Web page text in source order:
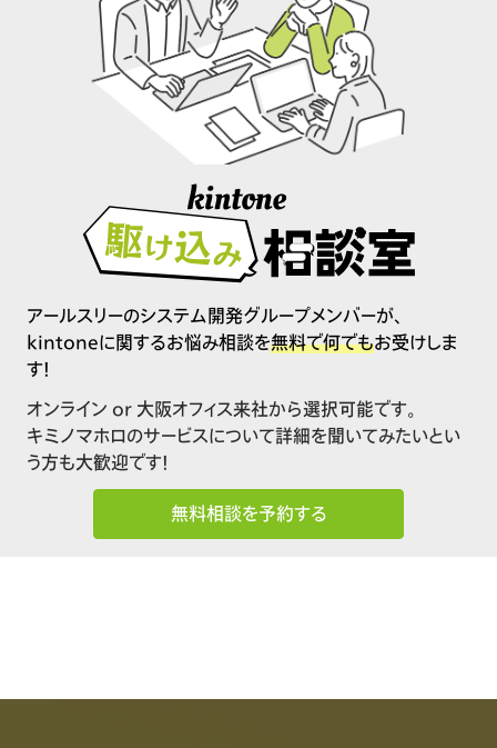
アールスリーのシステム開発グループメンバーが、
kintoneに関するお悩み相談を無料で何でもお受けしま
す！
オンライン or 大阪オフィス来社から選択可能です。
キミノマホロのサービスについて詳細を聞いてみたいとい
う方も大歓迎です！
無料相談を予約する